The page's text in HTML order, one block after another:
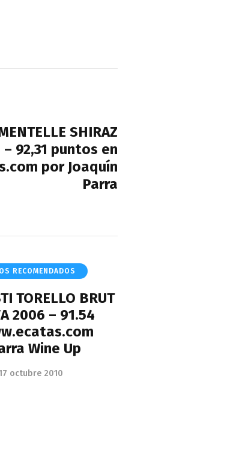
SHIRAZ
92,31 puntos en
por Joaquín
Parra
RECOMENDADOS
TORELLO BRUT
2006 – 91.54
Wine Up
octubre 2010